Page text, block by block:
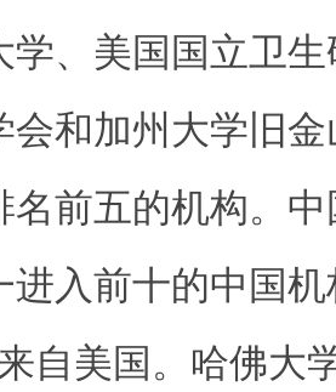
学、美国国立卫
会和加州大学旧
名前五的机构。
进入前十的中国
自美国。哈佛大